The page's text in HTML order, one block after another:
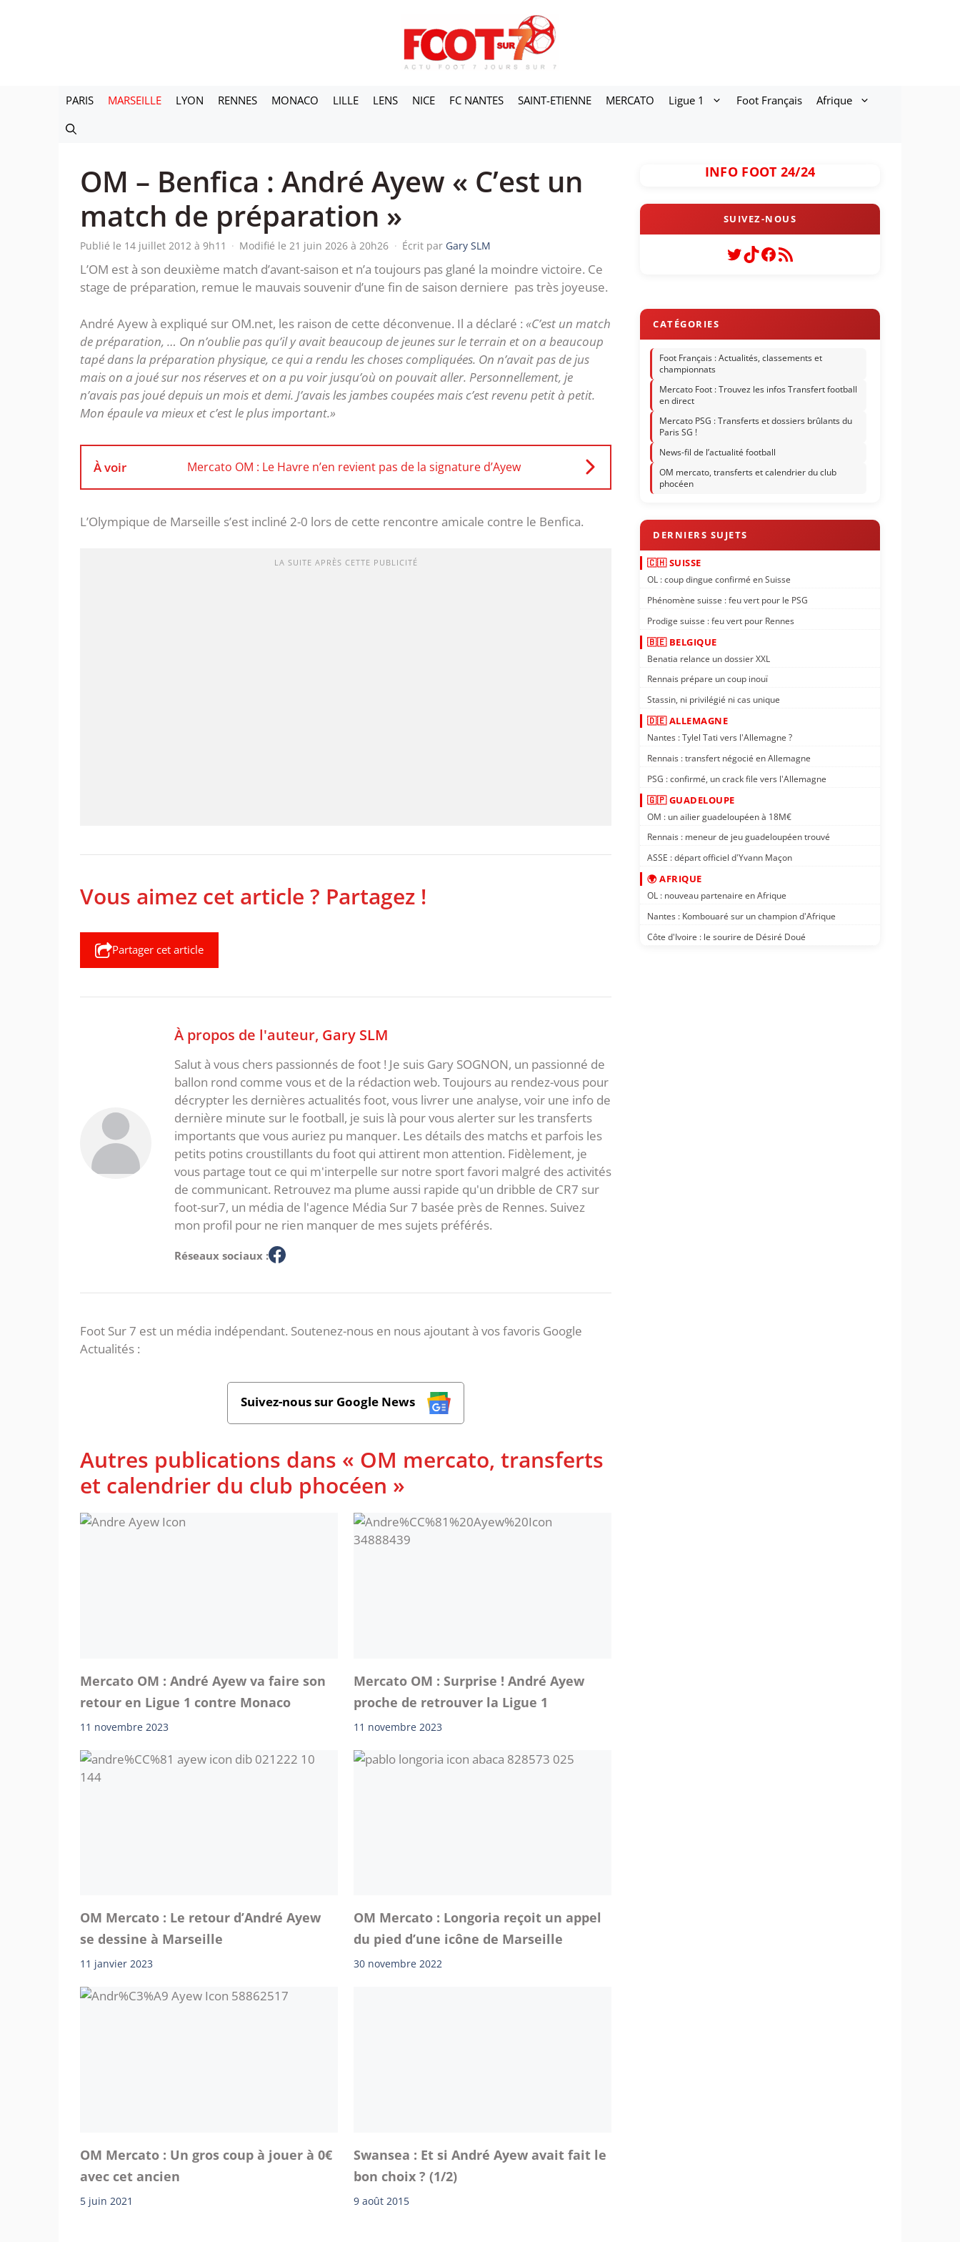
PARIS MARSEILLE LYON RENNES MONACO LILLE LENS NICE FC NANTES SAINT-ETIENNE MERCATO Ligue 1 Foot Français Afrique
OM – Benfica : André Ayew « C’est un
match de préparation »
Publié le 14 juillet 2012 à 9h11 · Modifié le 21 juin 2026 à 20h26 · Écrit par Gary SLM
L’OM est à son deuxième match d’avant-saison et n’a toujours pas glané la moindre victoire. Ce
stage de préparation, remue le mauvais souvenir d’une fin de saison derniere pas très joyeuse.
André Ayew à expliqué sur OM.net, les raison de cette déconvenue. Il a déclaré : «C’est un match
de préparation, … On n’oublie pas qu’il y avait beaucoup de jeunes sur le terrain et on a beaucoup
tapé dans la préparation physique, ce qui a rendu les choses compliquées. On n’avait pas de jus
mais on a joué sur nos réserves et on a pu voir jusqu’où on pouvait aller. Personnellement, je
n’avais pas joué depuis un mois et demi. J’avais les jambes coupées mais c’est revenu petit à petit.
Mon épaule va mieux et c’est le plus important.»
À voir Mercato OM : Le Havre n’en revient pas de la signature d’Ayew
L’Olympique de Marseille s’est incliné 2-0 lors de cette rencontre amicale contre le Benfica.
LA SUITE APRÈS CETTE PUBLICITÉ
Vous aimez cet article ? Partagez !
Partager cet article
À propos de l'auteur, Gary SLM
Salut à vous chers passionnés de foot ! Je suis Gary SOGNON, un passionné de
ballon rond comme vous et de la rédaction web. Toujours au rendez-vous pour
décrypter les dernières actualités foot, vous livrer une analyse, voir une info de
dernière minute sur le football, je suis là pour vous alerter sur les transferts
importants que vous auriez pu manquer. Les détails des matchs et parfois les
petits potins croustillants du foot qui attirent mon attention. Fidèlement, je
vous partage tout ce qui m'interpelle sur notre sport favori malgré des activités
de communicant. Retrouvez ma plume aussi rapide qu'un dribble de CR7 sur
foot-sur7, un média de l'agence Média Sur 7 basée près de Rennes. Suivez
mon profil pour ne rien manquer de mes sujets préférés.
Réseaux sociaux :
Foot Sur 7 est un média indépendant. Soutenez-nous en nous ajoutant à vos favoris Google
Actualités :
Suivez-nous sur Google News
Autres publications dans « OM mercato, transferts
et calendrier du club phocéen »
Mercato OM : André Ayew va faire son
retour en Ligue 1 contre Monaco
11 novembre 2023
Mercato OM : Surprise ! André Ayew
proche de retrouver la Ligue 1
11 novembre 2023
OM Mercato : Le retour d’André Ayew
se dessine à Marseille
11 janvier 2023
OM Mercato : Longoria reçoit un appel
du pied d’une icône de Marseille
30 novembre 2022
OM Mercato : Un gros coup à jouer à 0€
avec cet ancien
5 juin 2021
Swansea : Et si André Ayew avait fait le
bon choix ? (1/2)
9 août 2015
INFO FOOT 24/24
Twitter
TikTok
Facebook
Flux RSS
Foot Français : Actualités, classements et
championnats
Mercato Foot : Trouvez les infos Transfert football
en direct
Mercato PSG : Transferts et dossiers brûlants du
Paris SG !
News-fil de l’actualité football
OM mercato, transferts et calendrier du club
phocéen
🇨🇭 SUISSE
OL : coup dingue confirmé en Suisse
Phénomène suisse : feu vert pour le PSG
Prodige suisse : feu vert pour Rennes
🇧🇪 BELGIQUE
Benatia relance un dossier XXL
Rennais prépare un coup inouï
Stassin, ni privilégié ni cas unique
🇩🇪 ALLEMAGNE
Nantes : Tylel Tati vers l'Allemagne ?
Rennais : transfert négocié en Allemagne
PSG : confirmé, un crack file vers l'Allemagne
🇬🇵 GUADELOUPE
OM : un ailier guadeloupéen à 18M€
Rennais : meneur de jeu guadeloupéen trouvé
ASSE : départ officiel d'Yvann Maçon
🌍 AFRIQUE
OL : nouveau partenaire en Afrique
Nantes : Kombouaré sur un champion d'Afrique
Côte d'Ivoire : le sourire de Désiré Doué